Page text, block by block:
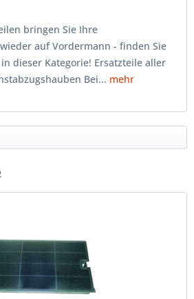
bringen Sie Ihre
auf Vordermann - finden Sie
dieser Kategorie! Ersatzteile aller
Bei... mehr